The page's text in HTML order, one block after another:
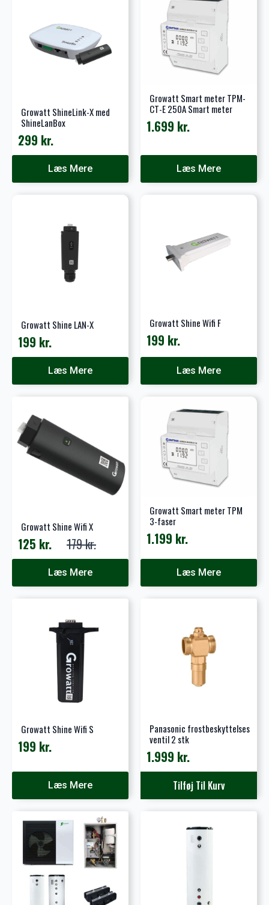
Growatt ShineLink-X med
ShineLanBox
299 kr.
Læs Mere
Growatt Smart meter TPM-
CT-E 250A Smart meter
1.699 kr.
Læs Mere
Growatt Shine LAN-X
199 kr.
Læs Mere
Growatt Shine Wifi F
199 kr.
Læs Mere
Growatt Shine Wifi X
179kr.
Den
oprindelige
125 kr.
Den
aktuelleLæs Mere
Growatt Smart meter TPM
3-faser
1.199 kr.
Læs Mere
Growatt Shine Wifi S
199 kr.
Læs Mere
Panasonic frostbeskyttelses
ventil 2 stk
1.999 kr.
Tilføj Til Kurv